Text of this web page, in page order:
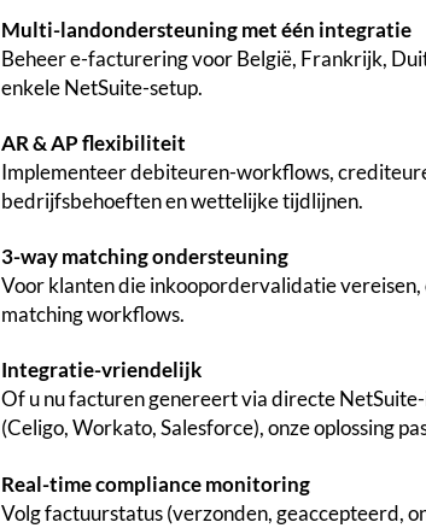
Multi-landondersteuning met één integratie
Beheer e-facturering voor België, Frankrijk,
enkele NetSuite-setup.
AR & AP flexibiliteit
Implementeer debiteuren-workflows,
bedrijfsbehoeften en wettelijke tijdlijnen.
3-way matching ondersteuning
Voor klanten die inkoopordervalidatie
matching workflows.
Integratie-vriendelijk
Of u nu facturen genereert via directe
(Celigo, Workato, Salesforce), onze oplossing
Real-time compliance monitoring
Volg factuurstatus (verzonden, geaccepteerd,